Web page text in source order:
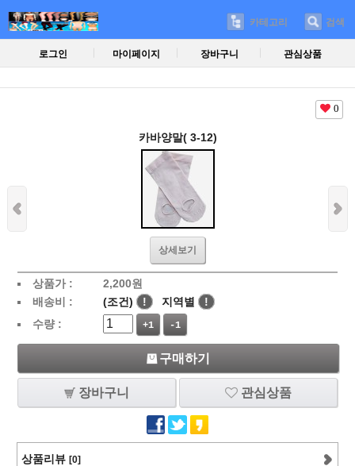
카테고리 검색
로그인 마이페이지 장바구니 관심상품
0
카바양말( 3-12)
상세보기
상품가 : 2,200원
배송비 :
(조건) ! 지역별
!
수량 :
+1 -1
구매하기
장바구니 관심상품
상품리뷰 [0]